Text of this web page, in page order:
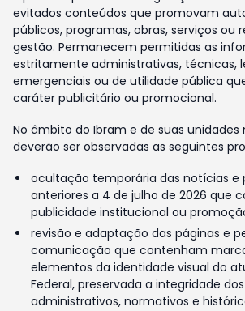
evitados conteúdos que promovam
públicos, programas, obras, serviços ou
gestão. Permanecem permitidas as
estritamente administrativas, técnicas,
emergenciais ou de utilidade pública
caráter publicitário ou promocional.
No âmbito do Ibram e de suas unidades
deverão ser observadas as seguintes
ocultação temporária das notícias e
anteriores a 4 de julho de 2026 que
publicidade institucional ou
revisão e adaptação das páginas e
comunicação que contenham
elementos da identidade visual do
Federal, preservada a integridade
administrativos, normativos e